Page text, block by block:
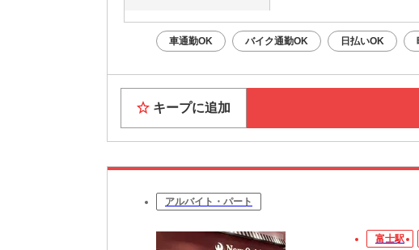
車通勤OK バイク通勤OK 日払いOK
キープに追加
アルバイト・パート
富士駅